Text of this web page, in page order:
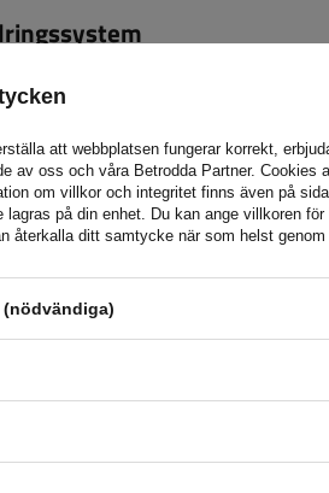
med gummirullar,
och en mjukare
vibrationer effektivt minskas.
en mer effektiv
och säkerheten för
är skyddade mot korrosion
som kräver hög precision är
galvanisk plätering som skyddar
vilket säkerställer deras
att webbplatsen fungerar korrekt,
av oss och våra Betrodda Partner.
om villkor och integritet finns även på
lagras på din enhet. Du kan ange villkoren
återkalla ditt samtycke när som helst